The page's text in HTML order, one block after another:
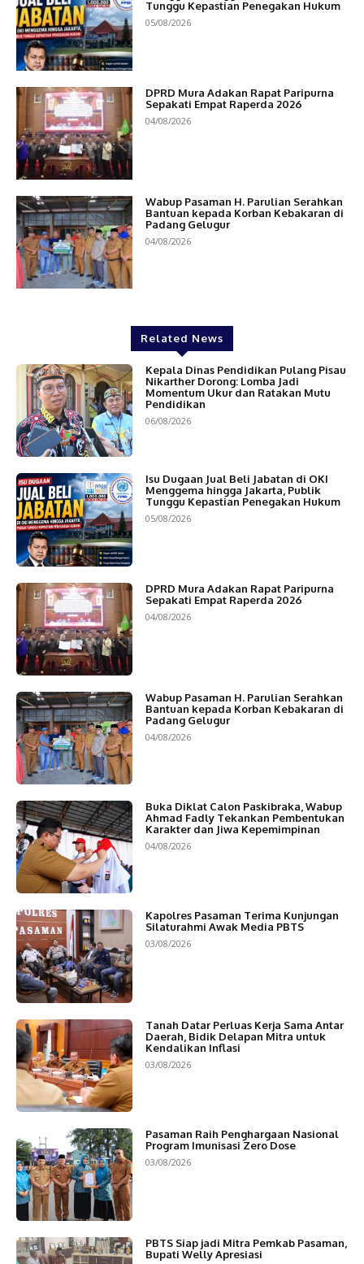
Tunggu Kepastian Penegakan Hukum
05/08/2026
DPRD Mura Adakan Rapat Paripurna
Sepakati Empat Raperda 2026
04/08/2026
Wabup Pasaman H. Parulian Serahkan
Bantuan kepada Korban Kebakaran di
Padang Gelugur
04/08/2026
Related News
Kepala Dinas Pendidikan Pulang Pisau
Nikarther Dorong: Lomba Jadi
Momentum Ukur dan Ratakan Mutu
Pendidikan
06/08/2026
Isu Dugaan Jual Beli Jabatan di OKI
Menggema hingga Jakarta, Publik
Tunggu Kepastian Penegakan Hukum
05/08/2026
DPRD Mura Adakan Rapat Paripurna
Sepakati Empat Raperda 2026
04/08/2026
Wabup Pasaman H. Parulian Serahkan
Bantuan kepada Korban Kebakaran di
Padang Gelugur
04/08/2026
Buka Diklat Calon Paskibraka, Wabup
Ahmad Fadly Tekankan Pembentukan
Karakter dan Jiwa Kepemimpinan
04/08/2026
Kapolres Pasaman Terima Kunjungan
Silaturahmi Awak Media PBTS
03/08/2026
Tanah Datar Perluas Kerja Sama Antar
Daerah, Bidik Delapan Mitra untuk
Kendalikan Inflasi
03/08/2026
Pasaman Raih Penghargaan Nasional
Program Imunisasi Zero Dose
03/08/2026
PBTS Siap jadi Mitra Pemkab Pasaman,
Bupati Welly Apresiasi